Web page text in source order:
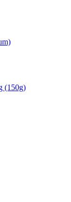
(150g)